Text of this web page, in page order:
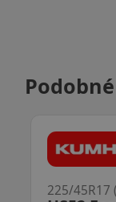
225/45R17